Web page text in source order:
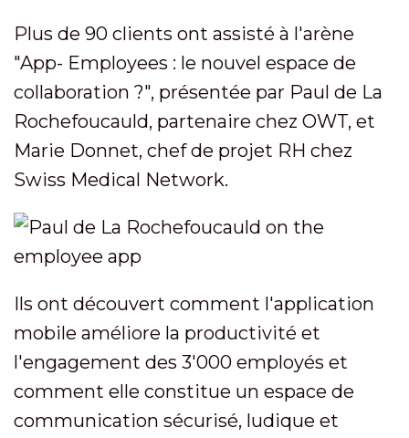
Plus de 90 clients ont assisté à l'arène
"App- Employees : le nouvel espace de
collaboration ?", présentée par Paul de La
Rochefoucauld, partenaire chez OWT, et
Marie Donnet, chef de projet RH chez
Swiss Medical Network.
Ils ont découvert comment l'application
mobile améliore la productivité et
l'engagement des 3'000 employés et
comment elle constitue un espace de
communication sécurisé, ludique et